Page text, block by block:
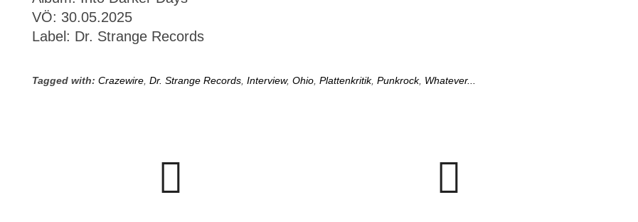
VÖ: 30.05.2025
Label: Dr. Strange Records
Tagged with: Crazewire Dr. Strange Records Interview, Ohio Plattenkritik, Punkrock, Whatever...